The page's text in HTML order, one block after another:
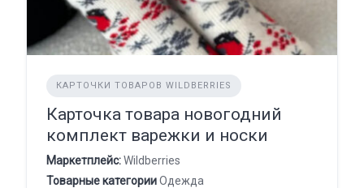
КАРТОЧКИ ТОВАРОВ WILDBERRIES
Карточка товара новогодний
комплект варежки и носки
Маркетплейс:Wildberries
Товарные категорииОдежда